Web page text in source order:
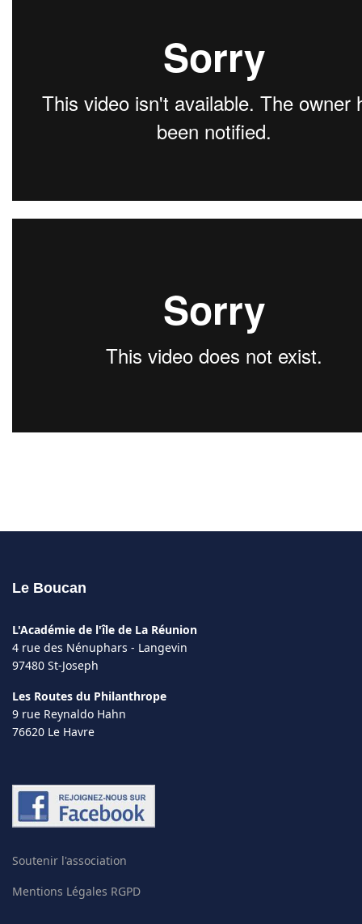
Le Boucan
L'Académie de l'île de La Réunion
4 rue des Nénuphars - Langevin
97480 St-Joseph
Les Routes du Philanthrope
9 rue Reynaldo Hahn
76620 Le Havre
Soutenir l'association
Mentions Légales RGPD